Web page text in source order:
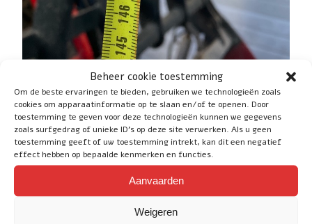
Beheer cookie toestemming
Om de beste ervaringen te bieden, gebruiken we technologieën zoals
cookies om apparaatinformatie op te slaan en/of te openen. Door
toestemming te geven voor deze technologieën kunnen we gegevens
zoals surfgedrag of unieke ID's op deze site verwerken. Als u geen
toestemming geeft of uw toestemming intrekt, kan dit een negatief
effect hebben op bepaalde kenmerken en functies.
Aanvaarden
Weigeren
Return to Gebruiks- en veiligheidsinstructies
pelikaanbak